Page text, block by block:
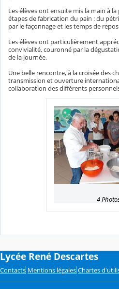
Les élèves ont ensuite mis la main à
étapes de fabrication du pain : du
par le façonnage et les temps de
Les élèves ont particulièrement
convivialité, couronné par la
de la journée.
Une belle rencontre, à la croisée des
transmission et ouverture
collaboration des différents
4
Lycée René Descartes
Contacts Mentions légales Chartes